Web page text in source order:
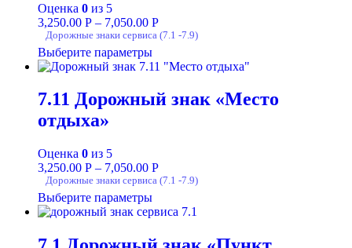
Оценка 0 из 5
3,250.00 Р – 7,050.00 Р
Дорожные знаки сервиса (7.1 -7.9)
Выберите параметры
7.11 Дорожный знак «Место
отдыха»
Оценка 0 из 5
3,250.00 Р – 7,050.00 Р
Дорожные знаки сервиса (7.1 -7.9)
Выберите параметры